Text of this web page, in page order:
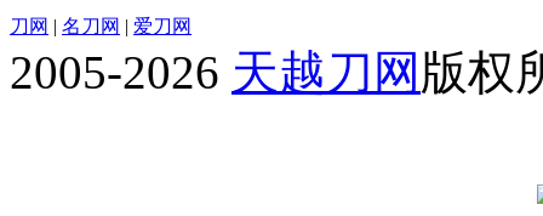
刀网 | 名刀网 | 爱刀网
2005-2026 天越刀网 版权